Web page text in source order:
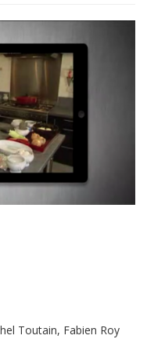
Toutain, Fabien Roy